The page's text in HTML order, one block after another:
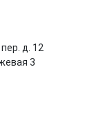
д. 12
3